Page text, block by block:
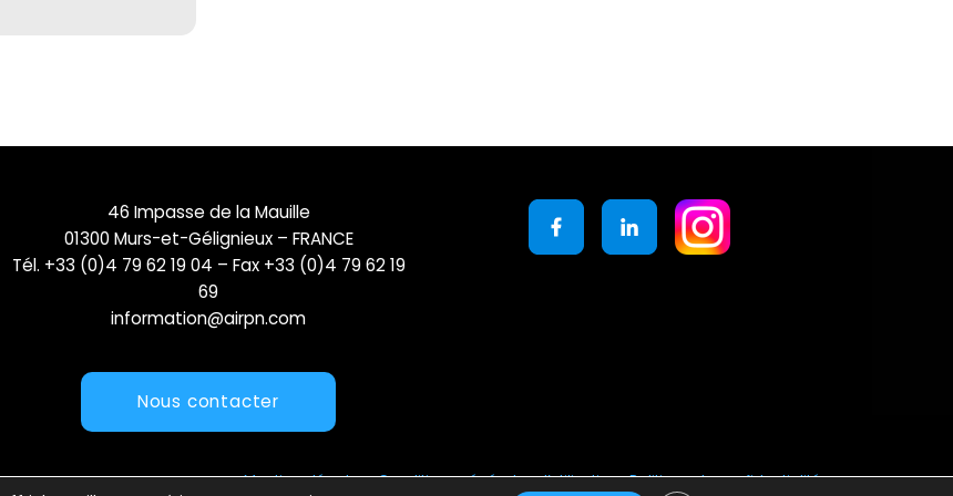
46 Impasse de la Mauille
01300 Murs-et-Gélignieux – FRANCE
Tél. +33 (0)4 79 62 19 04 – Fax +33 (0)4 79 62 19
69
information@airpn.com
Nous contacter
Mentions légales Conditions générales d’utilisation Politique de confidentialité